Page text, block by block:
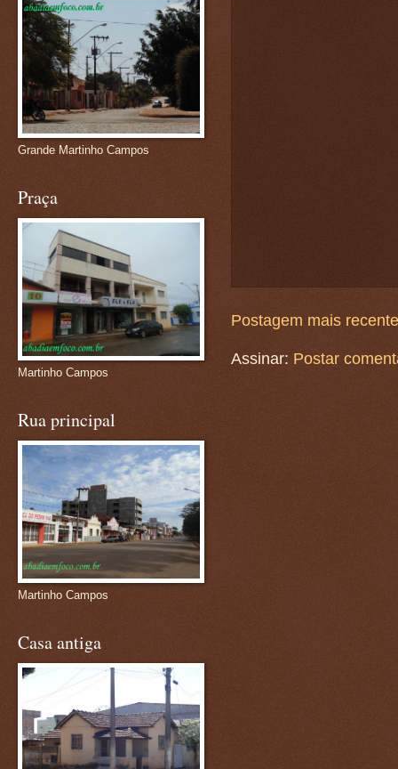
Postagem mais recente
Assinar: Postar
Grande Martinho Campos
Praça
Martinho Campos
Rua principal
Martinho Campos
Casa antiga